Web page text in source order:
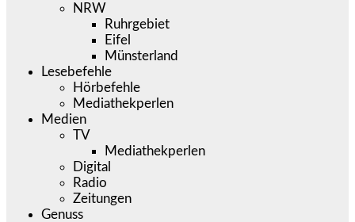
NRW
Ruhrgebiet
Eifel
Münsterland
Lesebefehle
Hörbefehle
Mediathekperlen
Medien
TV
Mediathekperlen
Digital
Radio
Zeitungen
Genuss